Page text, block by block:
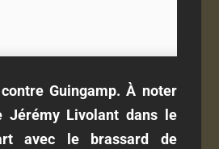
Guingamp. À noter
Jérémy Livolant dans le
avec le brassard de